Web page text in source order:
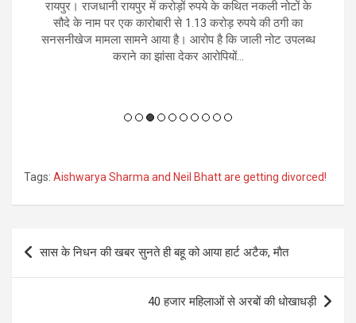
रायपुर। राजधानी रायपुर में करोड़ों रुपये के कथित नकली नोटों के
सौदे के नाम पर एक कारोबारी से 1.13 करोड़ रुपये की ठगी का
सनसनीखेज मामला सामने आया है। आरोप है कि जाली नोट उपलब्ध
कराने का झांसा देकर आरोपियों...
Tags: Aishwarya Sharma and Neil Bhatt are getting divorced!
Post
navigation
सास के निधन की खबर सुनते ही बहू को आया हार्ट अटैक, माैत
40 हजार महिलाओं से अरबों की धोखाधड़ी